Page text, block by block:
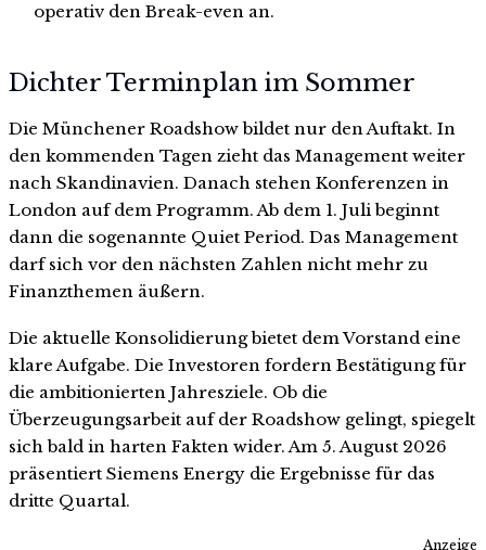
operativ den Break-even an.
Dichter Terminplan im Sommer
Die Münchener Roadshow bildet nur den Auftakt. In
den kommenden Tagen zieht das Management weiter
nach Skandinavien. Danach stehen Konferenzen in
London auf dem Programm. Ab dem 1. Juli beginnt
dann die sogenannte Quiet Period. Das Management
darf sich vor den nächsten Zahlen nicht mehr zu
Finanzthemen äußern.
Die aktuelle Konsolidierung bietet dem Vorstand eine
klare Aufgabe. Die Investoren fordern Bestätigung für
die ambitionierten Jahresziele. Ob die
Überzeugungsarbeit auf der Roadshow gelingt, spiegelt
sich bald in harten Fakten wider. Am 5. August 2026
präsentiert Siemens Energy die Ergebnisse für das
dritte Quartal.
Anzeige